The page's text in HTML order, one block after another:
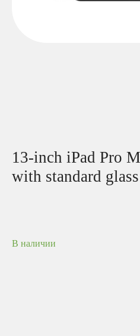
13-inch iPad Pro
with standard
В наличии